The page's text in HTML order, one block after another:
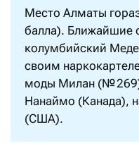
Место Алматы
балла). Ближайшие
колумбийский
своим
моды Милан (№
Нанаймо (Канада),
(США).